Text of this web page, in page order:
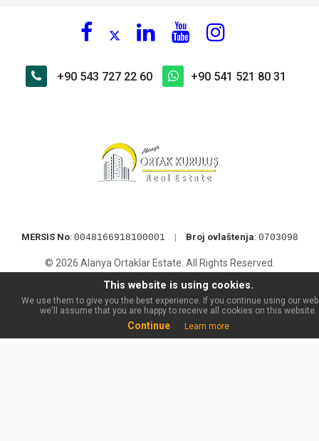
+90 543 727 22 60 +90 541 521 80 31
MERSIS No: 0048166918100001 | Broj ovlaštenja: 0703098
© 2026 Alanya Ortaklar Estate. All Rights Reserved.
This website is using cookies.
We use them to give you the best experience. If you continue using our
we'll assume that you are happy to receive all cookies on this website.
Continue Learn more